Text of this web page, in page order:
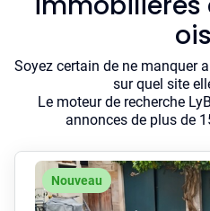
Soyez certain de ne manquer
sur quel site
Le moteur de recherche
annonces de plus de
Nouveau